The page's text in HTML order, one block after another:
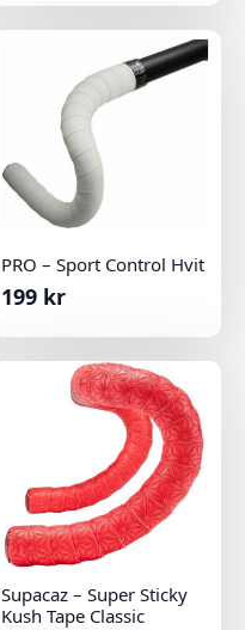
PRO – Sport Control Hvit
199 kr
Supacaz – Super Sticky
Kush Tape Classic